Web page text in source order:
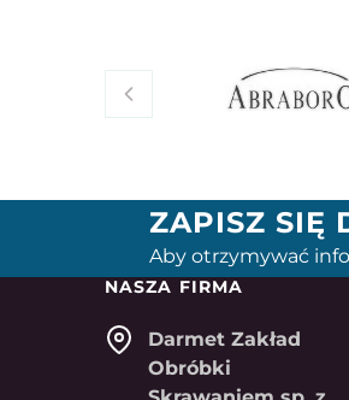
ZAPISZ SIĘ
Aby otrzymywać
NASZA FIRMA
Darmet Zakład
Obróbki